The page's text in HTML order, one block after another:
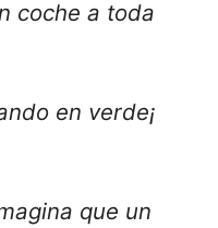
coche a toda
en verde¡
que un